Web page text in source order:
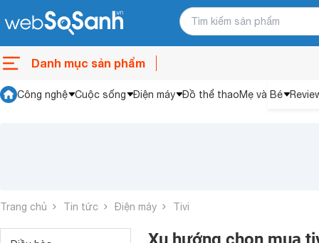
Danh mục sản phẩm
Công nghệ Cuộc sống Điện máy Đồ thể thaoMẹ và Bé
Trang chủ Tin tức Điện máy Tivi